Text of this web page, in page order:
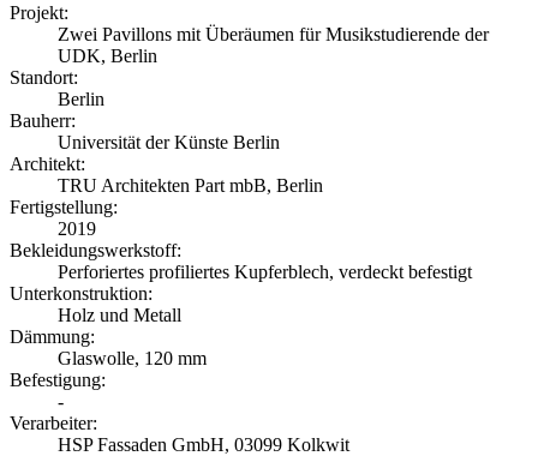
Projekt:
Zwei Pavillons mit Überäumen für Musikstudierende der
UDK, Berlin
Standort:
Berlin
Bauherr:
Universität der Künste Berlin
Architekt:
TRU Architekten Part mbB, Berlin
Fertigstellung:
2019
Bekleidungswerkstoff:
Perforiertes profiliertes Kupferblech, verdeckt befestigt
Unterkonstruktion:
Holz und Metall
Dämmung:
Glaswolle, 120 mm
Befestigung:
-
Verarbeiter:
HSP Fassaden GmbH, 03099 Kolkwit